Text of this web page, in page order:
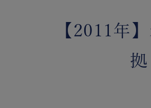
【2011年